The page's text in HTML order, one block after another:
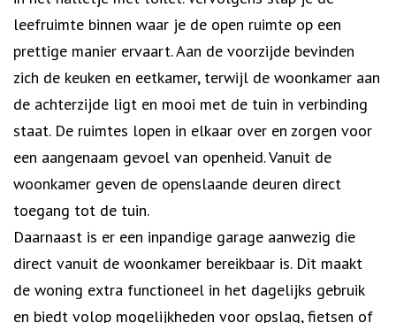
leefruimte binnen waar je de open ruimte op een
prettige manier ervaart. Aan de voorzijde bevinden
zich de keuken en eetkamer, terwijl de woonkamer aan
de achterzijde ligt en mooi met de tuin in verbinding
staat. De ruimtes lopen in elkaar over en zorgen voor
een aangenaam gevoel van openheid. Vanuit de
woonkamer geven de openslaande deuren direct
toegang tot de tuin.
Daarnaast is er een inpandige garage aanwezig die
direct vanuit de woonkamer bereikbaar is. Dit maakt
de woning extra functioneel in het dagelijks gebruik
en biedt volop mogelijkheden voor opslag, fietsen of